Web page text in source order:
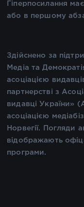
Гіперпосилання
або в першому
Здійснено за
Медіа та
асоціацією
партнерстві з
видавці України»
асоціацією
Норвегії. Погляди
відображають
програми.